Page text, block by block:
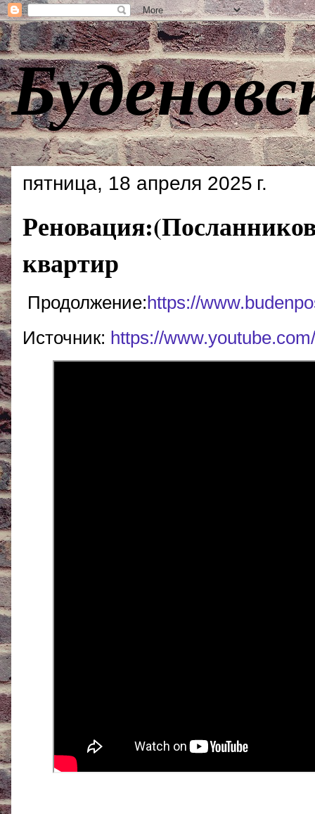
пятница, 18 апреля 2025 г.
квартир
Продолжение:https://
Источник: https://